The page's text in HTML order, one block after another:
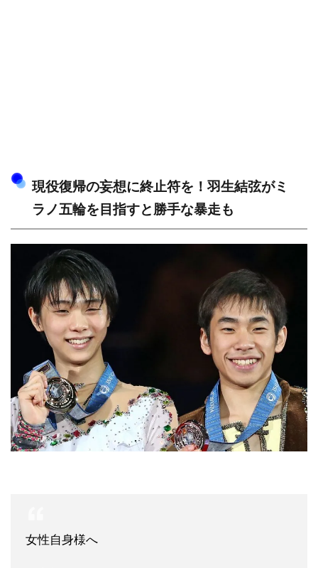
現役復帰の妄想に終止符を！羽生結弦がミ
ラノ五輪を目指すと勝手な暴走も
女性自身様へ